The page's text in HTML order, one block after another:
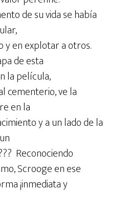
de su vida se había
y en explotar a otros.
de esta
la película,
cementerio, ve la
en la
y a un lado de la
Reconociendo
Scrooge en ese
¡inmediata y